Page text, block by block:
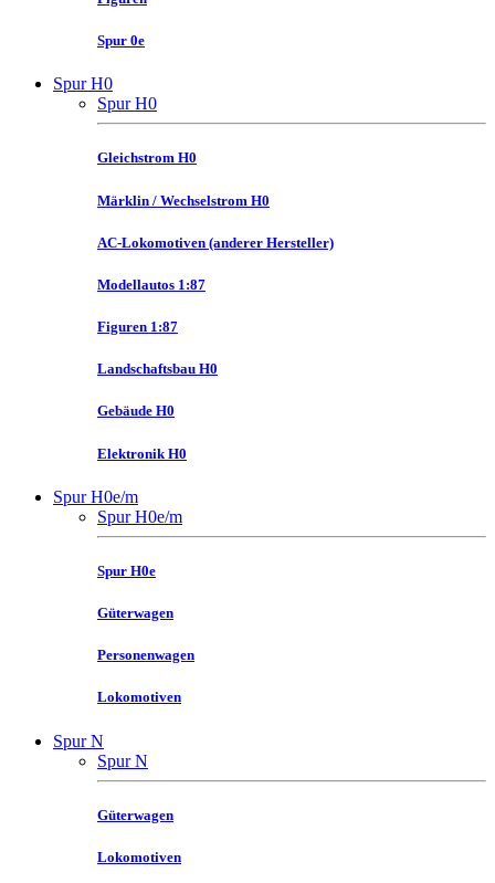
Spur 0e
Spur H0
Spur H0
Gleichstrom H0
Märklin / Wechselstrom H0
AC-Lokomotiven (anderer Hersteller)
Modellautos 1:87
Figuren 1:87
Landschaftsbau H0
Gebäude H0
Elektronik H0
Spur H0e/m
Spur H0e/m
Spur H0e
Güterwagen
Personenwagen
Lokomotiven
Spur N
Spur N
Güterwagen
Lokomotiven